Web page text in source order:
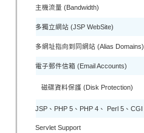
主機流量 (Bandwidth)
多獨立網站 (JSP WebSite)
多網址指向到同網站 (Alias Domains)
電子郵件信箱 (Email Accounts)
磁碟資料保護 (Disk Protection)
JSP、PHP 5、PHP 4、 Perl 5、CGI
Servlet Support